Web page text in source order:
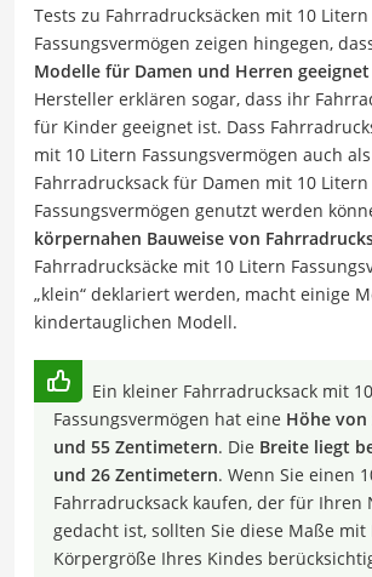
Tests zu Fahrradrucksäcken mit 10 Litern
Fassungsvermögen zeigen hingegen,
Modelle für Damen und Herren
Hersteller erklären sogar, dass ihr
für Kinder geeignet ist. Dass
mit 10 Litern Fassungsvermögen auch als
Fahrradrucksack für Damen mit 10 Litern
Fassungsvermögen genutzt werden
körpernahen Bauweise von
Fahrradrucksäcke mit 10 Litern
„klein“ deklariert werden, macht einige
kindertauglichen Modell.
Ein kleiner Fahrradrucksack mit
Fassungsvermögen hat eine Höhe von
und 55 Zentimetern. Die Breite liegt
und 26 Zentimetern. Wenn Sie einen
Fahrradrucksack kaufen, der für Ihren
gedacht ist, sollten Sie diese Maße mit
Körpergröße Ihres Kindes